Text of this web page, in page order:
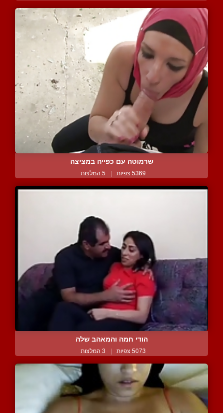
שרמוטה עם כפייה במציצה
5369 צפיות | 5 המלצות
הודי חמה והמאהב שלה
5073 צפיות | 3 המלצות